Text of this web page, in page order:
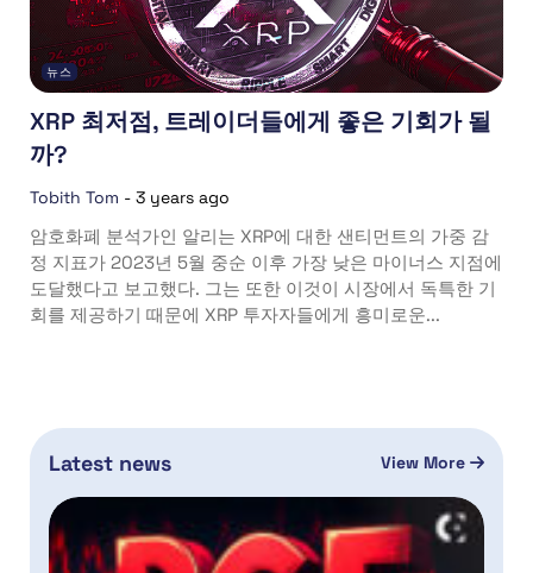
뉴스
XRP 최저점, 트레이더들에게 좋은 기회가 될
까?
Tobith Tom - 3 years ago
암호화폐 분석가인 알리는 XRP에 대한 샌티먼트의 가중 감
정 지표가 2023년 5월 중순 이후 가장 낮은 마이너스 지점에
도달했다고 보고했다. 그는 또한 이것이 시장에서 독특한 기
회를 제공하기 때문에 XRP 투자자들에게 흥미로운...
Latest news View More